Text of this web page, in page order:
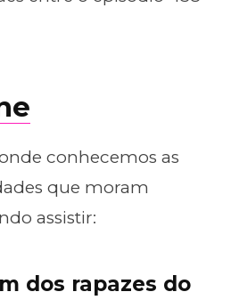
conhecemos as
que moram
assistir:
dos rapazes do